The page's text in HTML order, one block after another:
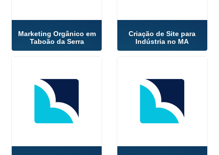
Marketing Orgânico em
Taboão da Serra
Criação de Site para
Indústria no MA